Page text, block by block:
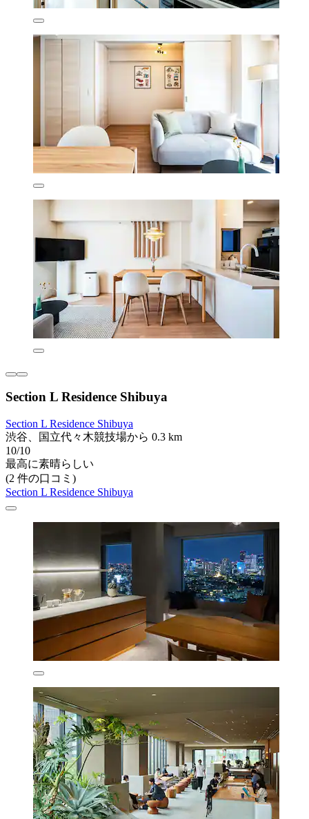
Section L Residence Shibuya
Section L Residence Shibuya
渋谷、国立代々木競技場から 0.3 km
10/10
最高に素晴らしい
(2 件の口コミ)
Section L Residence Shibuya